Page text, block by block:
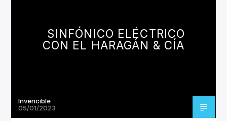
SINFÓNICO ELÉCTRICO
CON EL HARAGÁN & CÍA
Invencible
05/01/2023